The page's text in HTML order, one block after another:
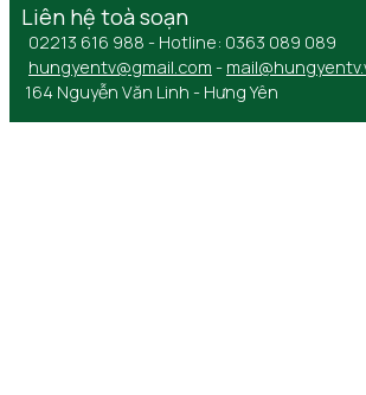
Liên hệ toà soạn
02213 616 988 - Hotline: 0363 089 089
hungyentv@gmail.com -
164 Nguyễn Văn Linh - Hưng Yên